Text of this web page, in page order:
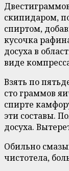
скипидаром,
спиртом,
кусочка
досуха в
виде
Взять по
сто граммов
спирте
эти составы.
досуха.
Обильно
чистотела,